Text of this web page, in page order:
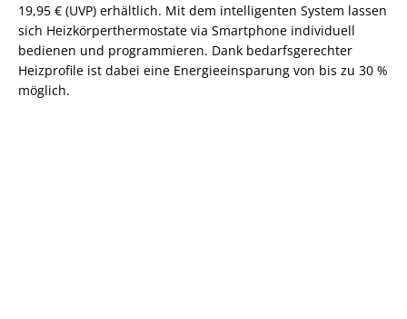
19,95 € (UVP) erhältlich. Mit dem intelligenten System lassen
sich Heizkörperthermostate via Smartphone individuell
bedienen und programmieren. Dank bedarfsgerechter
Heizprofile ist dabei eine Energieeinsparung von bis zu 30 %
möglich.